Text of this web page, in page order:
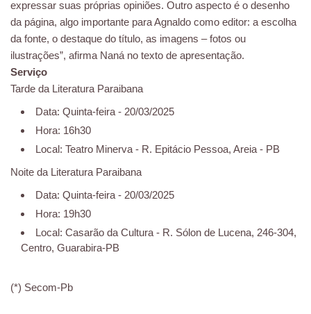
expressar suas próprias opiniões. Outro aspecto é o desenho
da página, algo importante para Agnaldo como editor: a escolha
da fonte, o destaque do título, as imagens – fotos ou
ilustrações”, afirma Naná no texto de apresentação.
Serviço
Tarde da Literatura Paraibana
Data: Quinta-feira - 20/03/2025
Hora: 16h30
Local: Teatro Minerva - R. Epitácio Pessoa, Areia - PB
Noite da Literatura Paraibana
Data: Quinta-feira - 20/03/2025
Hora: 19h30
Local: Casarão da Cultura - R. Sólon de Lucena, 246-304,
Centro, Guarabira-PB
(*) Secom-Pb